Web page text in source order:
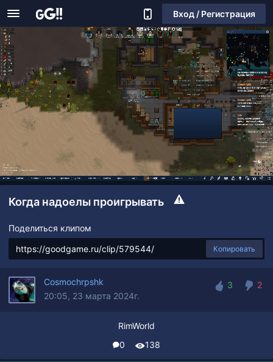
Вход / Регистрация
Когда надоелы проигрывать
Поделиться клипом
Копировать
Cosmochrpshk
20:05, 23 марта 2024г.
3
2
RimWorld
0
138